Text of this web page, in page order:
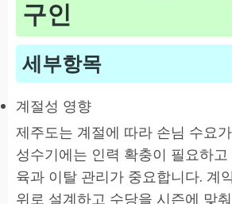
구인
세부항목
계절성 영향
제주도는 계절에 따라 손님 수요
성수기에는 인력 확충이 필요하
육과 이탈 관리가 중요합니다. 계
위로 설계하고 수당을 시즌에 맞